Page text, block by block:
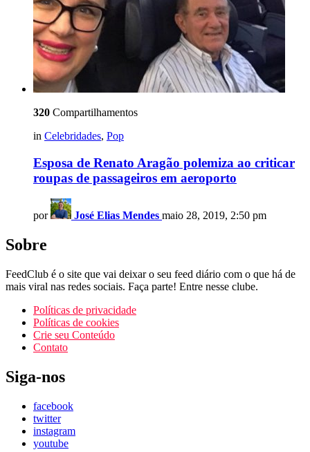
320 Compartilhamentos
in Celebridades, Pop
Esposa de Renato Aragão polemiza ao criticar
roupas de passageiros em aeroporto
por José Elias Mendes maio 28, 2019, 2:50 pm
Sobre
FeedClub é o site que vai deixar o seu feed diário com o que há de
mais viral nas redes sociais. Faça parte! Entre nesse clube.
Políticas de privacidade
Políticas de cookies
Crie seu Conteúdo
Contato
Siga-nos
facebook
twitter
instagram
youtube